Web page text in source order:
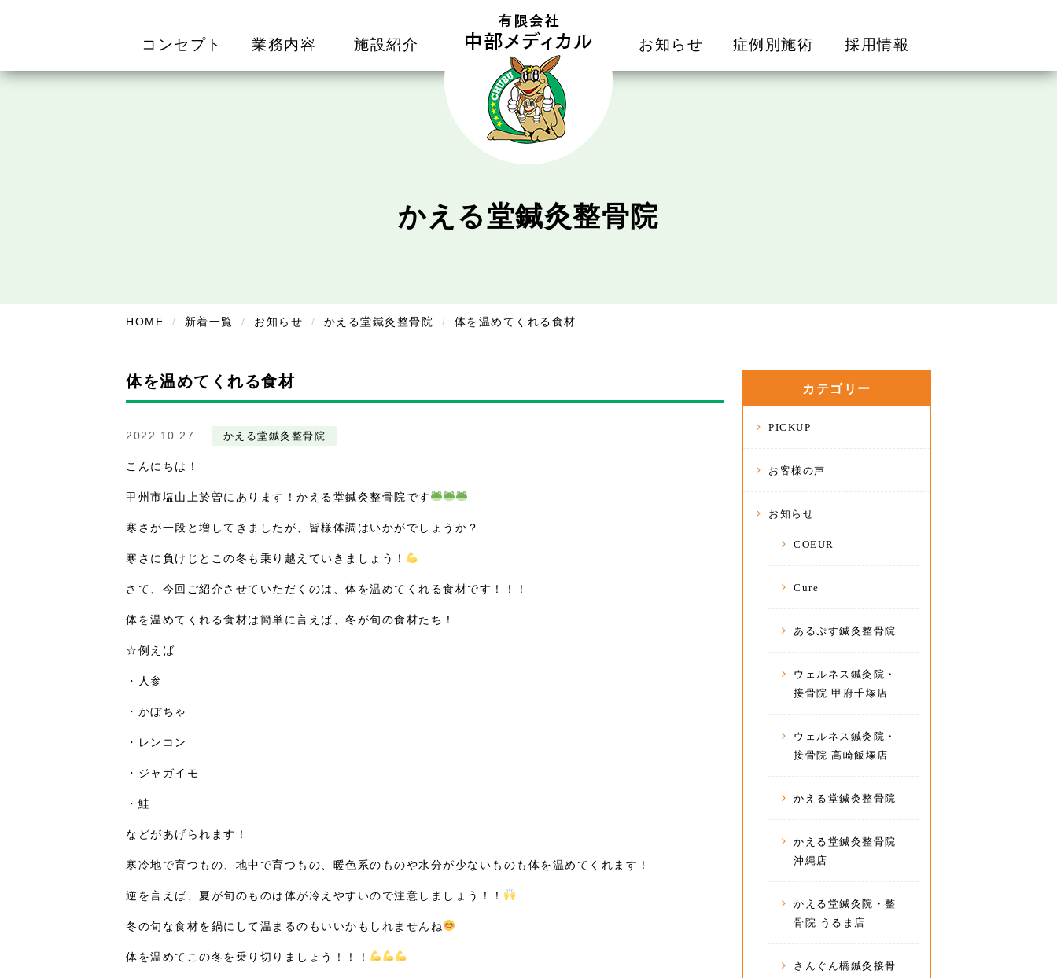
コンセプト 業務内容 施設紹介 お知らせ 症例別施術 採用情報
かえる堂鍼灸整骨院
HOME 新着一覧 お知らせ かえる堂鍼灸整骨院 体を温めてくれる食材
体を温めてくれる食材
2022.10.27 かえる堂鍼灸整骨院
こんにちは！
甲州市塩山上於曽にあります！かえる堂鍼灸整骨院です
寒さが一段と増してきましたが、皆様体調はいかがでしょうか？
寒さに負けじとこの冬も乗り越えていきましょう！
さて、今回ご紹介させていただくのは、体を温めてくれる食材です！！！
体を温めてくれる食材は簡単に言えば、冬が旬の食材たち！
☆例えば
・人参
・かぼちゃ
・レンコン
・ジャガイモ
・鮭
などがあげられます！
寒冷地で育つもの、地中で育つもの、暖色系のものや水分が少ないものも体を温めてくれます！
逆を言えば、夏が旬のものは体が冷えやすいので注意しましょう！！
冬の旬な食材を鍋にして温まるのもいいかもしれませんね
体を温めてこの冬を乗り切りましょう！！！
カテゴリー
PICKUP
お客様の声
お知らせ
COEUR
Cure
あるぷす鍼灸整骨院
ウェルネス鍼灸院・
接骨院 甲府千塚店
ウェルネス鍼灸院・
接骨院 高崎飯塚店
かえる堂鍼灸整骨院
かえる堂鍼灸整骨院
沖縄店
かえる堂鍼灸院・整
骨院 うるま店
さんぐん橋鍼灸接骨